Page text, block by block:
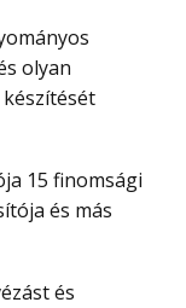
olyan
és más